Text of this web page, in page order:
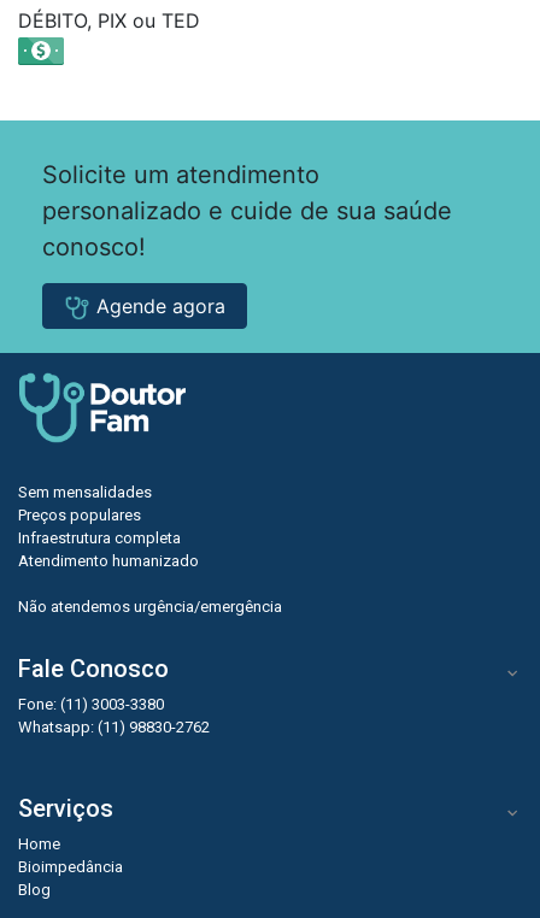
DÉBITO, PIX ou TED
Solicite um atendimento
personalizado e cuide de sua saúde
conosco!
Agende agora
Sem mensalidades
Preços populares
Infraestrutura completa
Atendimento humanizado
Não atendemos urgência/emergência
Fale Conosco
Fone: (11) 3003-3380
Whatsapp: (11) 98830-2762
Serviços
Home
Bioimpedância
Blog